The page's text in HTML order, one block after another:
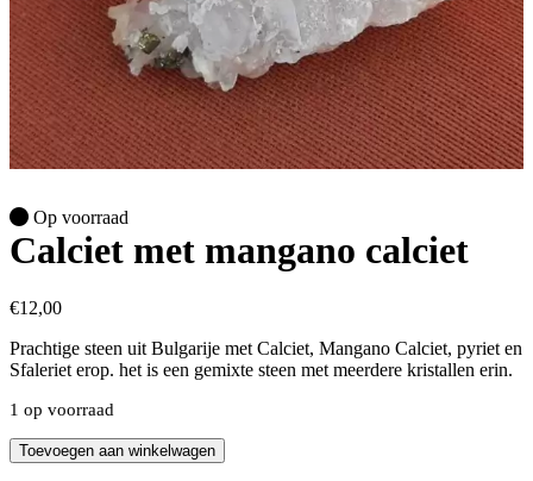
Op voorraad
Calciet met mangano calciet
€12,00
Prachtige steen uit Bulgarije met Calciet, Mangano Calciet, pyriet en
Sfaleriet erop. het is een gemixte steen met meerdere kristallen erin.
1 op voorraad
Calciet
met
Toevoegen aan winkelwagen